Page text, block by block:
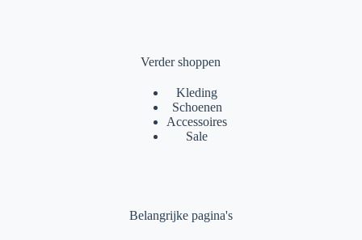
Verder shoppen
Kleding
Schoenen
Accessoires
Sale
Belangrijke pagina's